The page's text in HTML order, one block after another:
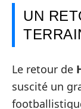
UN
Le retour de
suscité un